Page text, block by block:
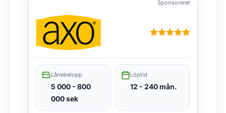
Sponsoreret
Lånebelopp
5 000 - 800
000 sek
Löptid
12 - 240 mån.